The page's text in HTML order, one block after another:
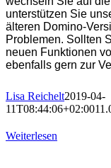
unterstützen Sie
älteren Domino-
Problemen. Sollten
neuen Funktionen
ebenfalls gern zur
Lisa Reichelt2019-04-
11T08:44:06+02:00
Weiterlesen